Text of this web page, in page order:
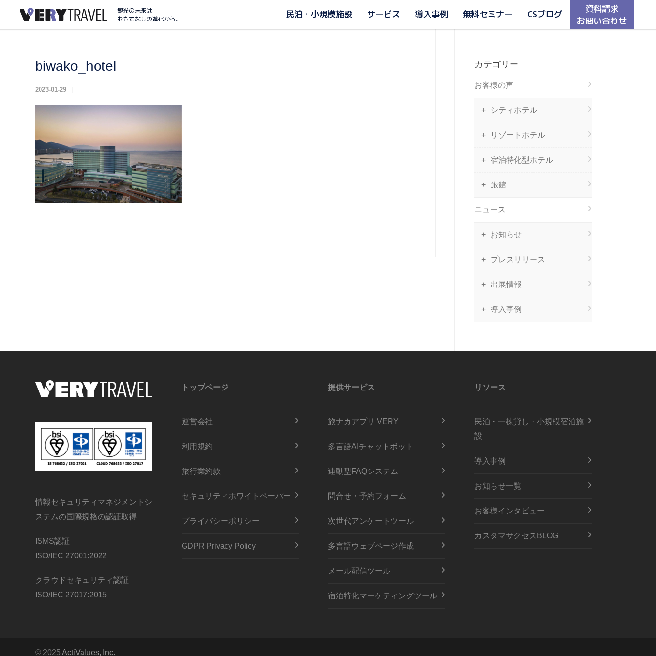
観光の未来は
おもてなしの進化から。
民泊・小規模施設 サービス 導入事例 無料セミナー CSブログ
資料請求
お問い合わせ
biwako_hotel
2023-01-29
カテゴリー
お客様の声
シティホテル
リゾートホテル
宿泊特化型ホテル
旅館
ニュース
お知らせ
プレスリリース
出展情報
導入事例
情報セキュリティマネジメントシ
ステムの国際規格の認証取得
ISMS認証
ISO/IEC 27001:2022
クラウドセキュリティ認証
ISO/IEC 27017:2015
トップページ
運営会社
利用規約
旅行業約款
セキュリティホワイトペーパー
プライバシーポリシー
GDPR Privacy Policy
提供サービス
旅ナカアプリ VERY
多言語AIチャットボット
連動型FAQシステム
問合せ・予約フォーム
次世代アンケートツール
多言語ウェブページ作成
メール配信ツール
宿泊特化マーケティングツール
リソース
民泊・一棟貸し・小規模宿泊施
設
導入事例
お知らせ一覧
お客様インタビュー
カスタマサクセスBLOG
© 2025 ActiValues, Inc.